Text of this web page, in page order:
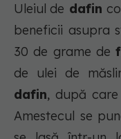
Uleiul de dafin
beneficii asupra
30 de grame de
de ulei de
dafin, după care
Amestecul se